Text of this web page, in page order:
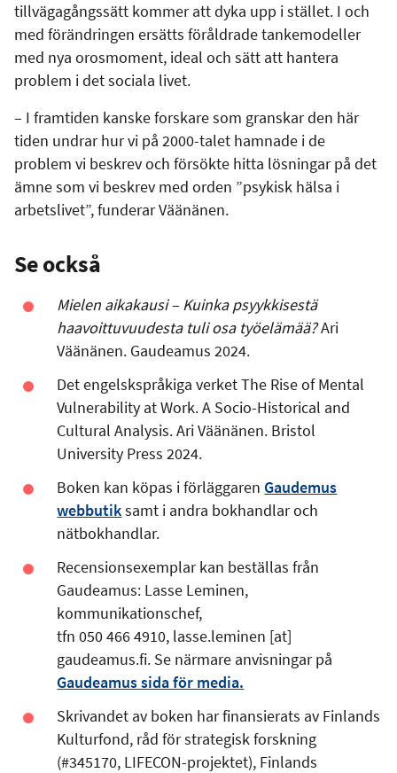
tillvägagångssätt kommer att dyka upp i stället. I och
med förändringen ersätts föråldrade tankemodeller
med nya orosmoment, ideal och sätt att hantera
problem i det sociala livet.
– I framtiden kanske forskare som granskar den här
tiden undrar hur vi på 2000-talet hamnade i de
problem vi beskrev och försökte hitta lösningar på det
ämne som vi beskrev med orden ”psykisk hälsa i
arbetslivet”, funderar Väänänen.
Se också
Mielen aikakausi – Kuinka psyykkisestä
haavoittuvuudesta tuli osa työelämää?Ari
Väänänen. Gaudeamus 2024.
Det engelskspråkiga verket The Rise of Mental
Vulnerability at Work. A Socio-Historical and
Cultural Analysis. Ari Väänänen. Bristol
University Press 2024.
Boken kan köpas i förläggaren Gaudemus
webbutiksamt i andra bokhandlar och
nätbokhandlar.
Recensionsexemplar kan beställas från
Gaudeamus: Lasse Leminen,
kommunikationschef,
tfn 050 466 4910, lasse.leminen [at]
gaudeamus.fi. Se närmare anvisningar på
Gaudeamus sida för media.
Skrivandet av boken har finansierats av Finlands
Kulturfond, råd för strategisk forskning
(#345170, LIFECON-projektet), Finlands